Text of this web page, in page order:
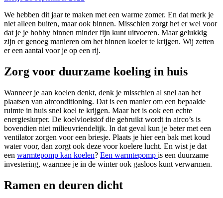
We hebben dit jaar te maken met een warme zomer. En dat merk je
niet alleen buiten, maar ook binnen. Misschien zorgt het er wel voor
dat je je hobby binnen minder fijn kunt uitvoeren. Maar gelukkig
zijn er genoeg manieren om het binnen koeler te krijgen. Wij zetten
er een aantal voor je op een rij.
Zorg voor duurzame koeling in huis
Wanneer je aan koelen denkt, denk je misschien al snel aan het
plaatsen van airconditioning. Dat is een manier om een bepaalde
ruimte in huis snel koel te krijgen. Maar het is ook een echte
energieslurper. De koelvloeistof die gebruikt wordt in airco’s is
bovendien niet milieuvriendelijk. In dat geval kun je beter met een
ventilator zorgen voor een briesje. Plaats je hier een bak met koud
water voor, dan zorgt ook deze voor koelere lucht. En wist je dat
een warmtepomp kan koelen? Een warmtepomp is een duurzame
investering, waarmee je in de winter ook gasloos kunt verwarmen.
Ramen en deuren dicht